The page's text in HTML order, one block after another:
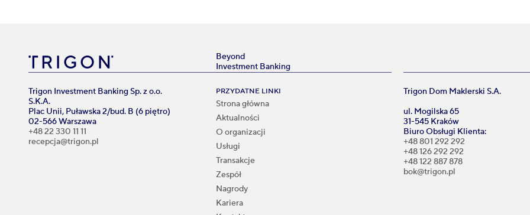
Beyond
Investment Banking
Trigon Investment Banking Sp. z o.o.
S.K.A.
Plac Unii, Puławska 2/bud. B (6 piętro)
02-566 Warszawa
+48 22 330 11 11
recepcja@trigon.pl
PRZYDATNE LINKI
Strona główna
Aktualności
O organizacji
Usługi
Transakcje
Zespół
Nagrody
Kariera
Trigon Dom Maklerski S.A.
ul. Mogilska 65
31-545 Kraków
Biuro Obsługi Klienta:
+48 801 292 292
+48 126 292 292
+48 122 887 878
bok@trigon.pl